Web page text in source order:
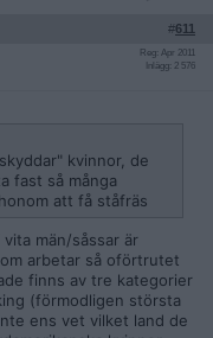
#611
Reg: Apr 2011
Inlägg: 2 576
kvinnor, de
fast så många
att få ståfräs
män/såssar är
arbetar så oförtrutet
finns av tre kategorier
(förmodligen största
ens vet vilket land de